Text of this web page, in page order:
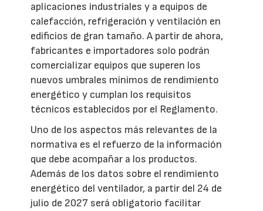
aplicaciones industriales y a equipos de
calefacción, refrigeración y ventilación en
edificios de gran tamaño. A partir de ahora,
fabricantes e importadores solo podrán
comercializar equipos que superen los
nuevos umbrales mínimos de rendimiento
energético y cumplan los requisitos
técnicos establecidos por el Reglamento.
Uno de los aspectos más relevantes de la
normativa es el refuerzo de la información
que debe acompañar a los productos.
Además de los datos sobre el rendimiento
energético del ventilador, a partir del 24 de
julio de 2027 será obligatorio facilitar